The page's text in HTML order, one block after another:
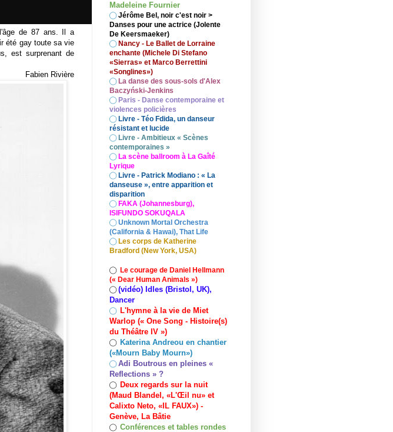
de 87 ans. Il a
été gay toute sa vie
est surprenant de
Fabien Rivière
Madeleine Fournier
◯ Jérôme Bel, noir c'est noir >
Danses pour une actrice (Jolente
De Keersmaeker)
◯ Nancy - Le Ballet de Lorraine
enchante (Michele Di Stefano
«Sierras» et Marco Berrettini
«Songlines»)
◯ La danse des sous-sols d'Alex
Baczyński-Jenkins
◯ Paris - Danse contemporaine et
violences policières
◯ Livre - Téo Fdida, un danseur
résistant et lucide
◯ Livre - Ambitieux « Scènes
contemporaines »
◯ La scène ballroom à La Gaîté
Lyrique
◯ Livre - Patrick Modiano : « La
danseuse », entre apparition et
disparition
◯ FAKA (Johannesburg),
ISIFUNDO SOKUQALA
◯ Unknown Mortal Orchestra
(California & Hawai), That Life
◯ Les corps de Katherine
Bradford (New York, USA)
◯ Le courage de Daniel Hellmann
(« Dear Human Animals »)
◯ (vidéo) Idles (Bristol, UK),
Dancer
◯ L'hymne à la vie de Miet
Warlop (« One Song - Histoire(s)
du Théâtre IV »)
◯ Katerina Andreou en chantier
(«Mourn Baby Mourn»)
◯ Adi Boutrous en pleines «
Reflections » ?
◯ Deux regards sur la nuit
(Maud Blandel, «L'Œil nu» et
Calixto Neto, «IL FAUX») -
Genève, La Bâtie
◯ Conférences et tables rondes